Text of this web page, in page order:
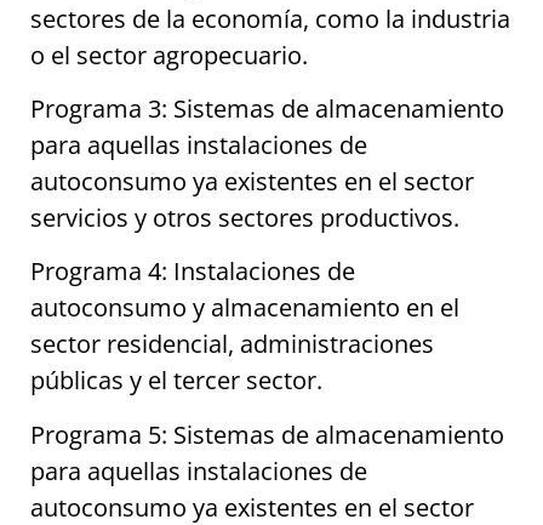
sectores de la economía, como la industria
o el sector agropecuario.
Programa 3: Sistemas de almacenamiento
para aquellas instalaciones de
autoconsumo ya existentes en el sector
servicios y otros sectores productivos.
Programa 4: Instalaciones de
autoconsumo y almacenamiento en el
sector residencial, administraciones
públicas y el tercer sector.
Programa 5: Sistemas de almacenamiento
para aquellas instalaciones de
autoconsumo ya existentes en el sector